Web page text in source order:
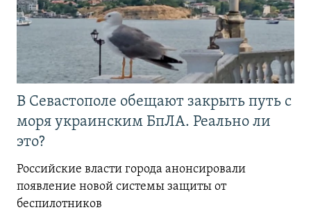
В Севастополе обещают закрыть путь с
моря украинским БпЛА. Реально ли
это?
Российские власти города анонсировали
появление новой системы защиты от
беспилотников